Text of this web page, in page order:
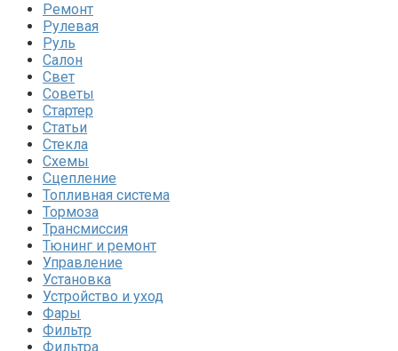
Ремонт
Рулевая
Руль
Салон
Свет
Советы
Стартер
Статьи
Стекла
Схемы
Сцепление
Топливная система
Тормоза
Трансмиссия
Тюнинг и ремонт
Управление
Установка
Устройство и уход
Фары
Фильтр
Фильтра